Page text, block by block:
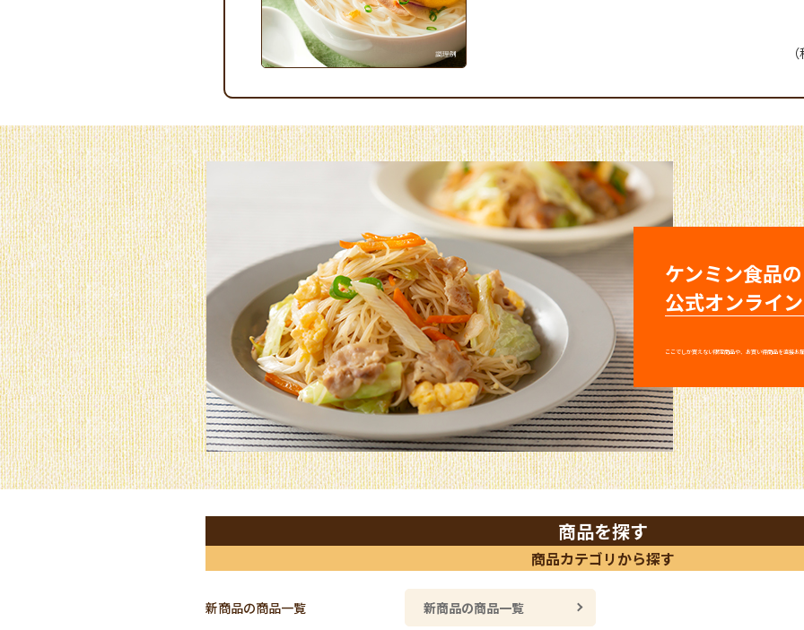
ケンミン食品の
公式オンライ
ここでしか買えない限定商品や、お買い得商品を直接お届
商品を探す
商品カテゴリから探す
新商品の商品一覧 新商品の商品一覧